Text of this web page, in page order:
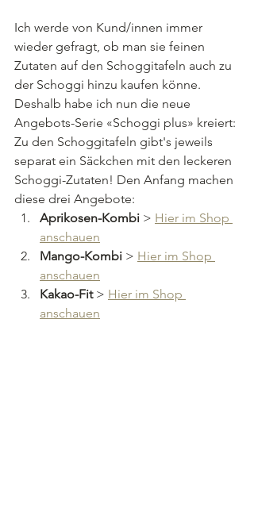
Ich werde von Kund/innen immer
wieder gefragt, ob man sie feinen
Zutaten auf den Schoggitafeln auch zu
der Schoggi hinzu kaufen könne.
Deshalb habe ich nun die neue
Angebots-Serie «Schoggi plus» kreiert:
Zu den Schoggitafeln gibt's jeweils
separat ein Säckchen mit den leckeren
Schoggi-Zutaten! Den Anfang machen
diese drei Angebote:
Aprikosen-Kombi > Hier im Shop
anschauen
Mango-Kombi > Hier im Shop
anschauen
Kakao-Fit > Hier im Shop
anschauen